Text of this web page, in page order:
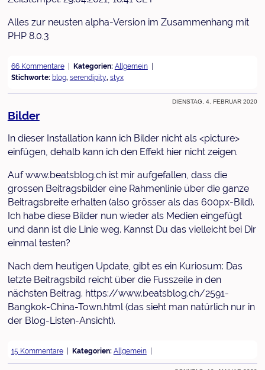
Alles zur neusten alpha-Version im Zusammenhang mit
PHP 8.0.3
66 Kommentare Kategorien: Allgemein
Stichworte: blog, serendipity, styx
Dienstag, 4. Februar 2020
Bilder
In dieser Installation kann ich Bilder nicht als <picture>
einfügen, dehalb kann ich den Effekt hier nicht zeigen.
Auf www.beatsblog.ch ist mir aufgefallen, dass die
grossen Beitragsbilder eine Rahmenlinie über die ganze
Beitragsbreite erhalten (also grösser als das 600px-Bild).
Ich habe diese Bilder nun wieder als Medien eingefügt
und dann ist die Linie weg. Kannst Du das vielleicht bei Dir
einmal testen?
Nach dem heutigen Update, gibt es ein Kuriosum: Das
letzte Beitragsbild reicht über die Fusszeile in den
nächsten Beitrag. https://www.beatsblog.ch/2591-
Bangkok-China-Town.html (das sieht man natürlich nur in
der Blog-Listen-Ansicht).
15 Kommentare Kategorien: Allgemein